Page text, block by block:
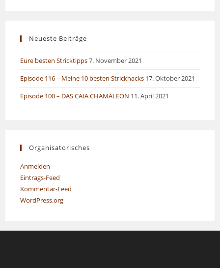
Neueste Beiträge
Eure besten Stricktipps7. November 2021
Episode 116 – Meine 10 besten Strickhacks 17. Oktober 2021
Episode 100 – DAS CAIA CHAMÄLEON 11. April 2021
Organisatorisches
Anmelden
Eintrags-Feed
Kommentar-Feed
WordPress.org